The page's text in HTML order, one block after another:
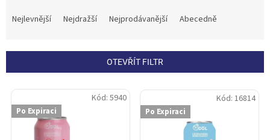
í
Nejlevnější Nejdražší Nejprodávanější Abecedně
OTEVŘÍT FILTR
V
p Po Expiraci
Kód: 5940
Po Expiraci
Kód: 16814